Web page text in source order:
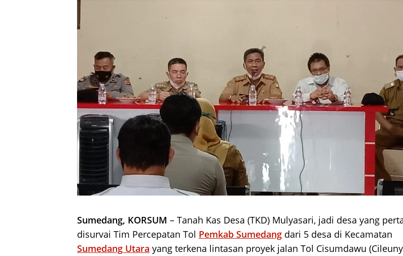
Sumedang, KORSUM – Tanah Kas Desa (TKD) Mulyasari, jadi desa yang
disurvai Tim Percepatan Tol Pemkab Sumedang dari 5 desa di Kecamatan
Sumedang Utara yang terkena lintasan proyek jalan Tol Cisumdawu